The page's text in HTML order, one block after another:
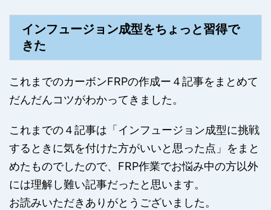
インフュージョン成型をちょっと習得で
きた
これまでのカーボンFRPの作成ー４記事をまとめて
だんだんコツがわかってきました。
これまでの４記事は「インフュージョン成型に挑戦
するときに気を付けた方がいいと思った点」をまと
めたものでしたので、FRP作業でお悩み中の方以外
には理解し難い記事だったと思います。
お読みいただきありがとうございました。